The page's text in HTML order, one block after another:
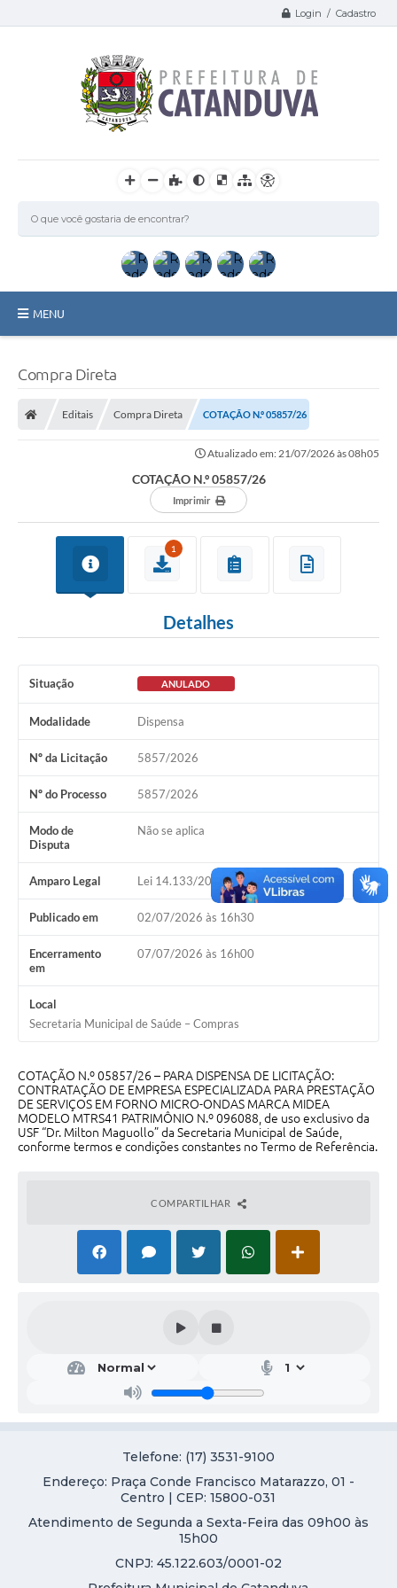
Login / Cadastro
MENU
Galeria de Fotos
Arquivos para Download
Carta de Serviços
Notícias
Projetos
Links
SIC
Diário Oficial
Contato
Compra Direta
Editais Compra Direta COTAÇÃO N.º 05857/26
Atualizado em: 21/07/2026 às 08h05
COTAÇÃO N.º 05857/26
Imprimir
1
Detalhes
Situação ANULADO
Modalidade Dispensa
Nº da Licitação 5857/2026
Nº do Processo 5857/2026
Modo de
Disputa
Não se aplica
Amparo Legal Lei 14.133/2021, Art 75, II
Publicado em 02/07/2026 às 16h30
Encerramento
em
07/07/2026 às 16h00
Local
Secretaria Municipal de Saúde – Compras
COTAÇÃO N.º 05857/26 – PARA DISPENSA DE LICITAÇÃO:
CONTRATAÇÃO DE EMPRESA ESPECIALIZADA PARA PRESTAÇÃO
DE SERVIÇOS EM FORNO MICRO-ONDAS MARCA MIDEA
MODELO MTRS41 PATRIMÔNIO N.º 096088, de uso exclusivo da
USF “Dr. Milton Maguollo” da Secretaria Municipal de Saúde,
conforme termos e condições constantes no Termo de Referência.
COMPARTILHAR
Telefone: (17) 3531-9100
Endereço: Praça Conde Francisco Matarazzo, 01 -
Centro | CEP: 15800-031
Atendimento de Segunda a Sexta-Feira das 09h00 às
15h00
CNPJ: 45.122.603/0001-02